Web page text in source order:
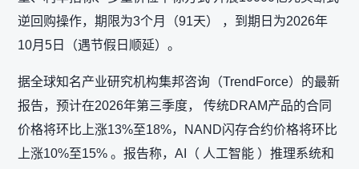
逆回购操作，期限为3个月（91天） ，到期日为2026年
10月5日（遇节假日顺延）。
据全球知名产业研究机构集邦咨询（TrendForce）的最新
报告，预计在2026年第三季度， 传统DRAM产品的合同
价格将环比上涨13%至18%，NAND闪存合约价格将环比
上涨10%至15% 。报告称，AI（ 人工智能 ）推理系统和